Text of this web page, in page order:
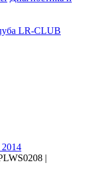
LR-CLUB
|